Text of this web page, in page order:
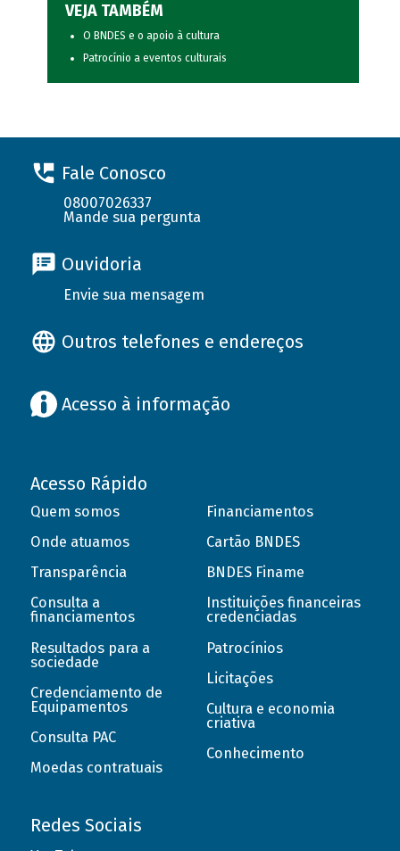
VEJA TAMBÉM
O BNDES e o apoio à cultura
Patrocínio a eventos culturais
Fale Conosco
08007026337
Mande sua pergunta
Ouvidoria
Envie sua mensagem
Outros telefones e endereços
Acesso à informação
Acesso Rápido
Quem somos
Onde atuamos
Transparência
Consulta a
financiamentos
Resultados para a
sociedade
Credenciamento de
Equipamentos
Consulta PAC
Moedas contratuais
Financiamentos
Cartão BNDES
BNDES Finame
Instituições financeiras
credenciadas
Patrocínios
Licitações
Cultura e economia
criativa
Conhecimento
Redes Sociais